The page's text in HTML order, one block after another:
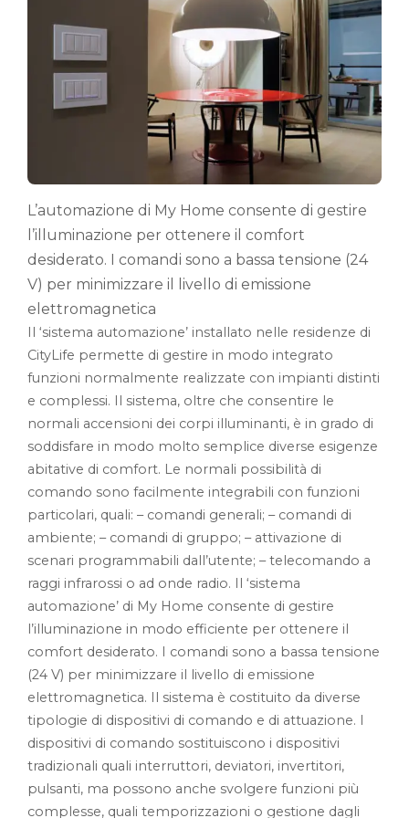
L’automazione di My Home consente di gestire
l’illuminazione per ottenere il comfort
desiderato. I comandi sono a bassa tensione (24
V) per minimizzare il livello di emissione
elettromagnetica
Il ‘sistema automazione’ installato nelle residenze di
CityLife permette di gestire in modo integrato
funzioni normalmente realizzate con impianti distinti
e complessi. Il sistema, oltre che consentire le
normali accensioni dei corpi illuminanti, è in grado di
soddisfare in modo molto semplice diverse esigenze
abitative di comfort. Le normali possibilità di
comando sono facilmente integrabili con funzioni
particolari, quali: – comandi generali; – comandi di
ambiente; – comandi di gruppo; – attivazione di
scenari programmabili dall’utente; – telecomando a
raggi infrarossi o ad onde radio. Il ‘sistema
automazione’ di My Home consente di gestire
l’illuminazione in modo efficiente per ottenere il
comfort desiderato. I comandi sono a bassa tensione
(24 V) per minimizzare il livello di emissione
elettromagnetica. Il sistema è costituito da diverse
tipologie di dispositivi di comando e di attuazione. I
dispositivi di comando sostituiscono i dispositivi
tradizionali quali interruttori, deviatori, invertitori,
pulsanti, ma possono anche svolgere funzioni più
complesse, quali temporizzazioni o gestione dagli